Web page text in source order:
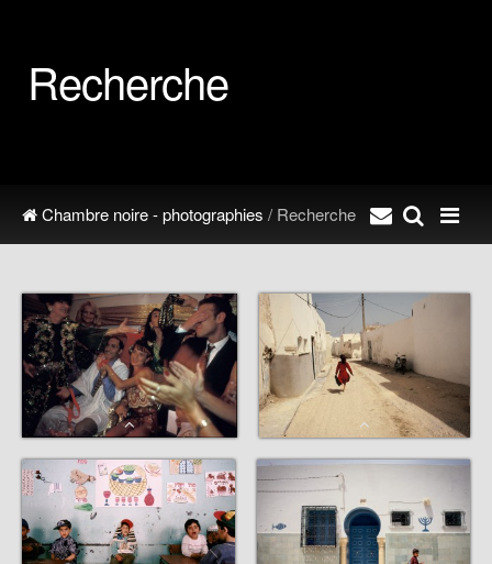
Recherche
Chambre noire - photographies / Recherche